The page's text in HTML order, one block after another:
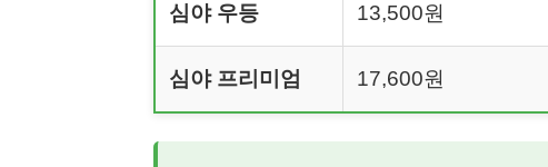
심야 우등 13,500원
심야 프리미엄 17,600원